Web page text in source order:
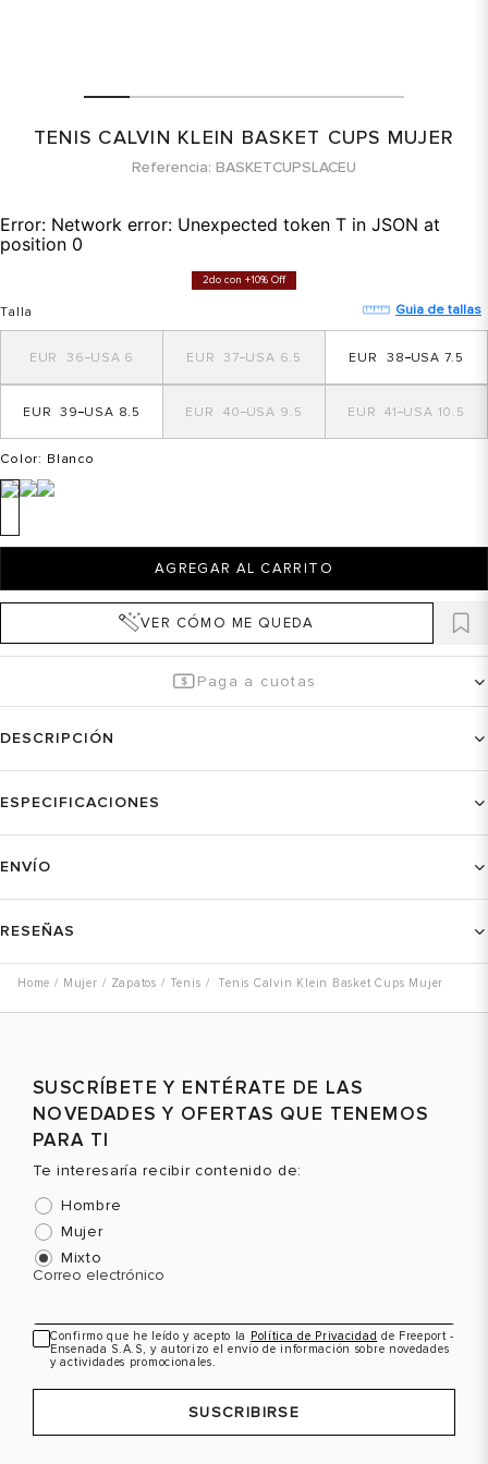
TENIS CALVIN KLEIN BASKET CUPS MUJER
Referencia BASKETCUPSLACEU
Error: Network error: Unexpected token T in JSON at
position 0
2do con +10% Off
Talla Guia de tallas
6
36 6.5
37 7.5
38
8.5
39 9.5
40 10.5
41
Color: Blanco
AGREGAR AL CARRITO
VER CÓMO ME QUEDA
Paga a cuotas
DESCRIPCIÓN
ESPECIFICACIONES
ENVÍO
RESEÑAS
Mujer Zapatos Tenis Tenis Calvin Klein Basket Cups Mujer
SUSCRÍBETE Y ENTÉRATE DE LAS
NOVEDADES Y OFERTAS QUE TENEMOS
PARA TI
Te interesaría recibir contenido de:
Hombre
Mujer
Mixto
Correo electrónico
Confirmo que he leído y acepto la Política de Privacidad de Freeport -
Ensenada S.A.S, y autorizo el envío de información sobre novedades
y actividades promocionales.
SUSCRIBIRSE